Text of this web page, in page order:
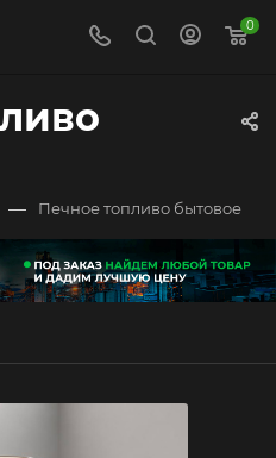
0
— Печное топливо бытовое